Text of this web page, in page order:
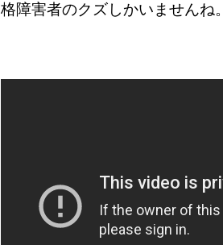
格障害者のクズしかいませんね。